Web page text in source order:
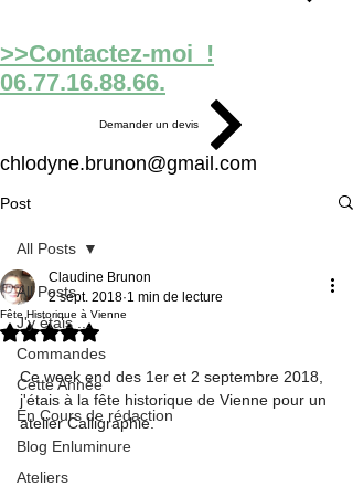
>>Contactez-moi !
06.77.16.88.66.
Demander un devis
chlodyne.brunon@gmail.com
Post
All Posts
J'y étais ...
Commandes
Cette Année
En Cours de rédaction
Blog Enluminure
Ateliers
All Posts
Fête Historique à Vienne
Claudine Brunon
2 sept. 2018 1 min de lecture
Noté NaN étoiles sur 5.
Ce week end des 1er et 2 septembre 2018,
j'étais à la fête historique de Vienne pour un
atelier Calligraphie.